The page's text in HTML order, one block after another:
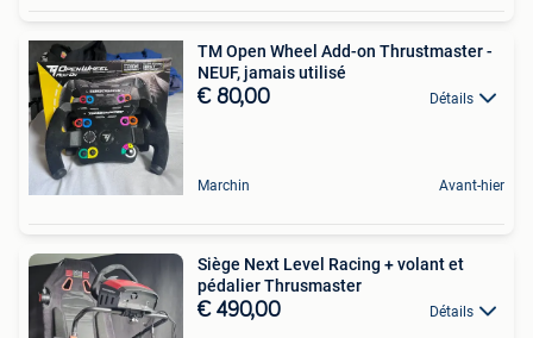
TM Open Wheel Add-on Thrustmaster -
NEUF, jamais utilisé
€ 80,00 Détails
Marchin Avant-hier
Siège Next Level Racing + volant et
pédalier Thrusmaster
€ 490,00 Détails